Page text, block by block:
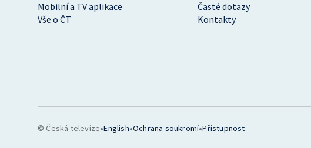
Mobilní a TV aplikace
Časté dotazy
Vše o ČT
Kontakty
© Česká televize•English•Ochrana soukromí•Přístupnost